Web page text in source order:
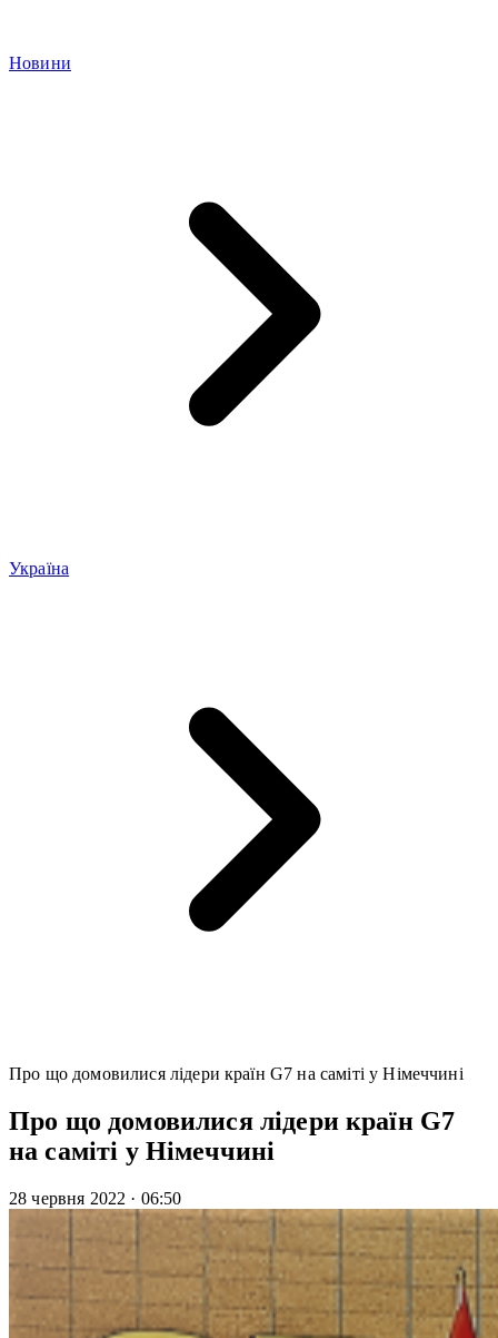
Новини
Україна
Про що домовилися лідери країн G7 на саміті у Німеччині
Про що домовилися лідери країн G7
на саміті у Німеччині
28 червня 2022 · 06:50